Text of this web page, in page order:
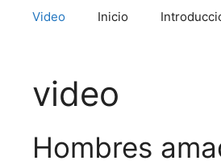
Video Inicio
video
Hombres